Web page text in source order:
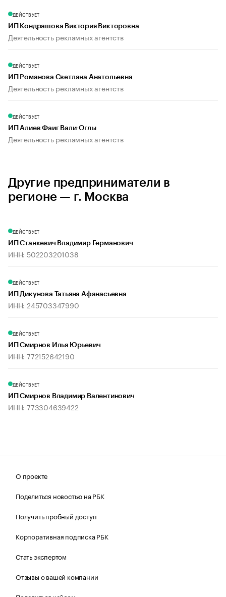
ДЕЙСТВУЕТ
ИП Кондрашова Виктория Викторовна
Деятельность рекламных агентств
ДЕЙСТВУЕТ
ИП Романова Светлана Анатольевна
Деятельность рекламных агентств
ДЕЙСТВУЕТ
ИП Алиев Фаиг Вали-Оглы
Деятельность рекламных агентств
Другие предприниматели в
регионе — г. Москва
ДЕЙСТВУЕТ
ИП Станкевич Владимир Германович
ИНН: 502203201038
ДЕЙСТВУЕТ
ИП Дикунова Татьяна Афанасьевна
ИНН: 245703347990
ДЕЙСТВУЕТ
ИП Смирнов Илья Юрьевич
ИНН: 772152642190
ДЕЙСТВУЕТ
ИП Смирнов Владимир Валентинович
ИНН: 773304639422
О проекте
Поделиться новостью на РБК
Получить пробный доступ
Корпоративная подписка РБК
Стать экспертом
Отзывы о вашей компании